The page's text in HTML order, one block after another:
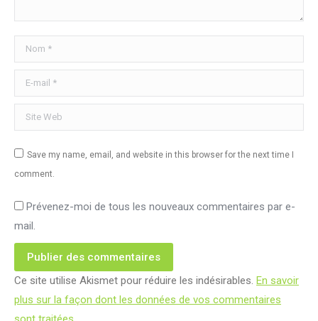
Nom *
E-mail *
Site Web
Save my name, email, and website in this browser for the next time I
comment.
Prévenez-moi de tous les nouveaux commentaires par e-
mail.
Publier des commentaires
Ce site utilise Akismet pour réduire les indésirables. En savoir
plus sur la façon dont les données de vos commentaires